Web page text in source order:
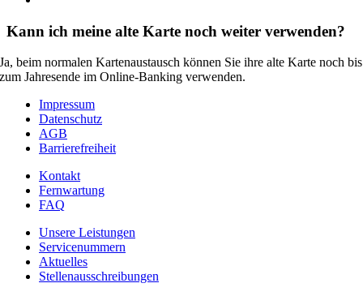
Kann ich meine alte Karte noch weiter verwenden?
Ja, beim normalen Kartenaustausch können Sie ihre alte Karte noch bis
zum Jahresende im Online-Banking verwenden.
Impressum
Datenschutz
AGB
Barrierefreiheit
Kontakt
Fernwartung
FAQ
Unsere Leistungen
Servicenummern
Aktuelles
Stellenausschreibungen